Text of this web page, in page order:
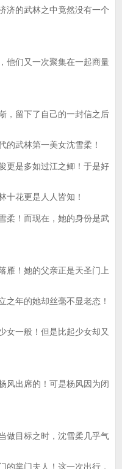
的武林之中竟然没有一个
们又一次聚集在一起商量
留下了自己的一封信之后
的武林第一美女沈雪柔！
是多如过江之鲫！于是好
十花更是人人皆知！
！而现在，她的身份是武
！她的父亲正是天圣门上
之年的她却丝毫不显老态！
女一般！但是比起少女却又
出席的！可是杨风因为闭
目标之时，沈雪柔几乎气
的掌门夫人！这一次出行，